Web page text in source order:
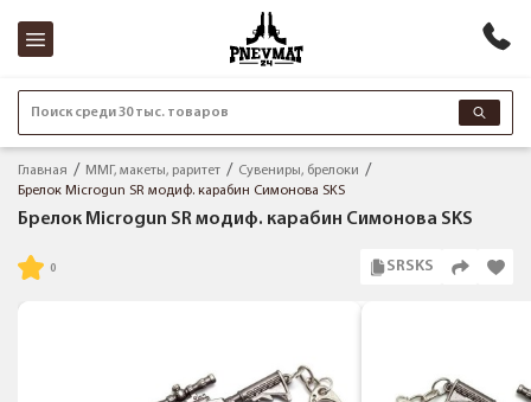
Поиск среди 30 тыс. товаров
Главная ММГ, макеты, раритет
Сувениры, брелоки
Брелок Microgun SR модиф. карабин Симонова SKS
Брелок Microgun SR модиф. карабин Симонова SKS
SRSKS